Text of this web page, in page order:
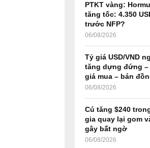
r
:
PTKT vàng:
tăng tốc: 4.350
trước NFP?
06/08/2026
Tỷ giá USD/VND
tăng dựng đứng –
giá mua – bán
06/08/2026
Cú tăng $240
gia quay lại gom
gây bất ngờ
06/08/2026